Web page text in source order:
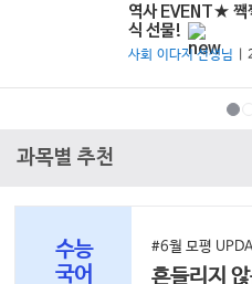
역사 EVENT★ 짹
식 선물!
사회 이다지 선생님 |
과목별 추천
수능
국어
#6월 모평
흔들리지